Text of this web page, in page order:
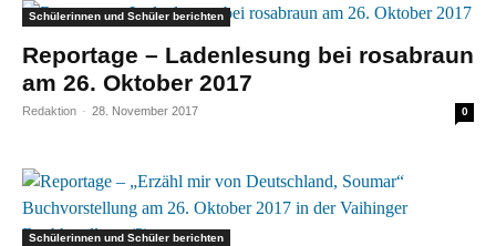
Schülerinnen und Schüler berichten
Reportage – Ladenlesung bei rosabraun
am 26. Oktober 2017
Redaktion - 28. November 2017 0
Schülerinnen und Schüler berichten